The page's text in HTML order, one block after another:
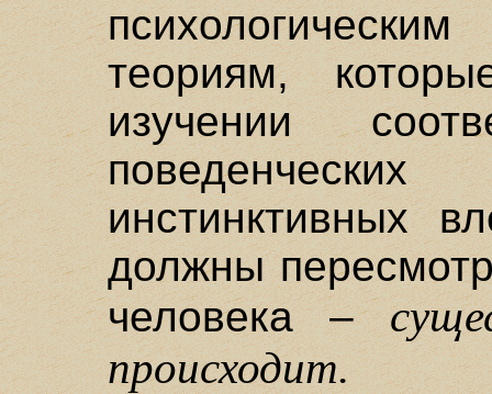
теориям,
изучении
инстинктивных
должны
человека –
происходит.